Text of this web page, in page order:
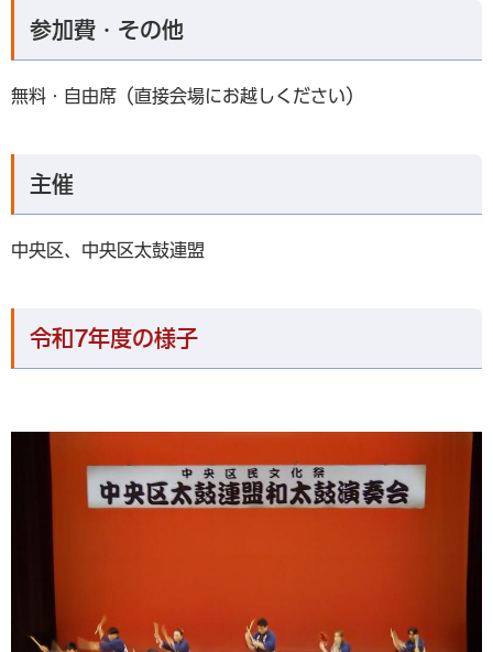
参加費・その他
無料・自由席（直接会場にお越しください）
主催
中央区、中央区太鼓連盟
令和7年度の様子